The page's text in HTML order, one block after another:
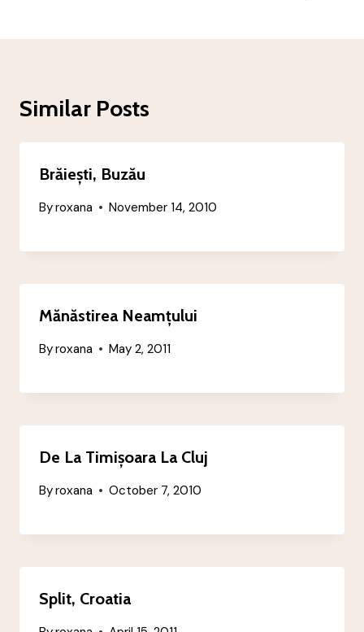
Similar Posts
Brăiești, Buzău
Byroxana November 14, 2010
Mănăstirea Neamțului
Byroxana May 2, 2011
De La Timișoara La Cluj
Byroxana October 7, 2010
Split, Croatia